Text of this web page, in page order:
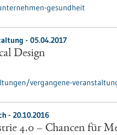
gesundheit
- 05.04.2017
Design
vergangene-
- 20.10.2016
4.0 – Chancen für